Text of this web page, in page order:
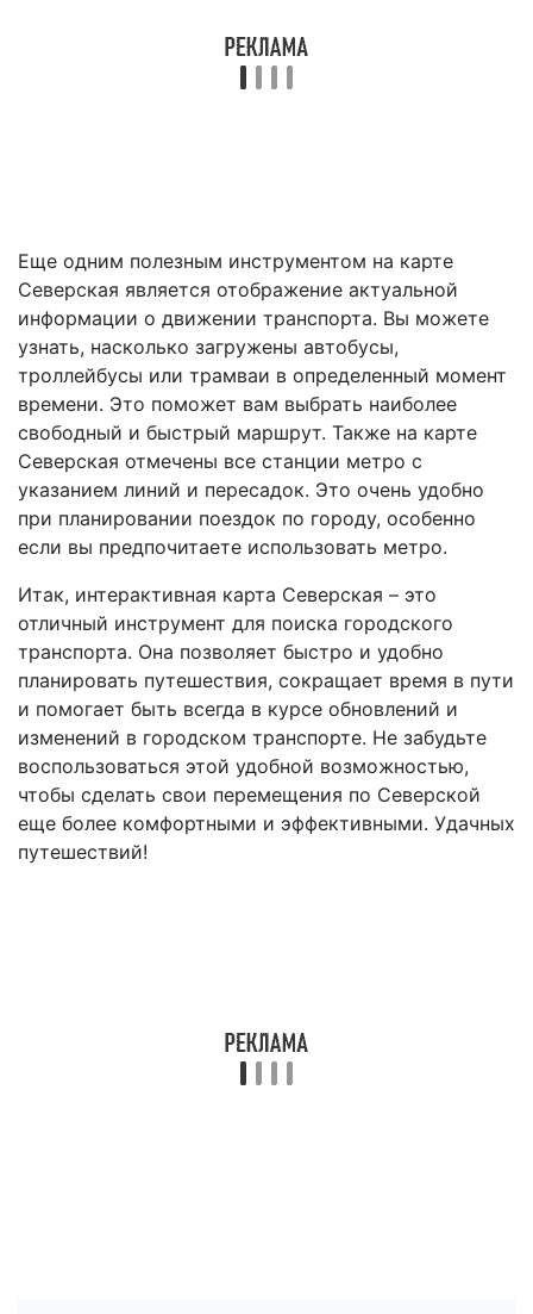
Еще одним полезным инструментом на карте
Северская является отображение актуальной
информации о движении транспорта. Вы можете
узнать, насколько загружены автобусы,
троллейбусы или трамваи в определенный момент
времени. Это поможет вам выбрать наиболее
свободный и быстрый маршрут. Также на карте
Северская отмечены все станции метро с
указанием линий и пересадок. Это очень удобно
при планировании поездок по городу, особенно
если вы предпочитаете использовать метро.
Итак, интерактивная карта Северская – это
отличный инструмент для поиска городского
транспорта. Она позволяет быстро и удобно
планировать путешествия, сокращает время в пути
и помогает быть всегда в курсе обновлений и
изменений в городском транспорте. Не забудьте
воспользоваться этой удобной возможностью,
чтобы сделать свои перемещения по Северской
еще более комфортными и эффективными. Удачных
путешествий!